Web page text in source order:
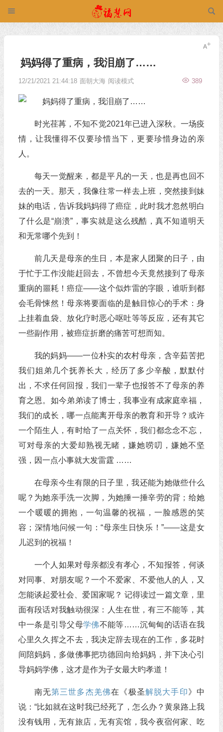
妈妈得了重病，我泪崩了……
12/21/2021 21:44:18 面朝大海 389
阅读模式
时光荏苒，不知不觉2021年已进入深秋。一场疫
情，让我懂得不仅要珍惜当下，更要珍惜身边的亲
人。
每天一觉醒来，都是平凡的一天，也是再也回不
去的一天。那天，我像往常一样去上班，突然接到妹
妹的电话，告诉我妈妈得了癌症，此时我才忽然明白
了什么是“崩溃”，事实就是这么残酷，真不知道明天
和无常哪个先到！
前几天是母亲的生日，本是家人团聚的日子，由
于忙于工作没能赶回去，不曾想今天竟然接到了母亲
重病的噩耗！癌症——这个似炸雷的字眼，谁听到都
会毛骨悚然！母亲将要面临的是触目惊心的手术：身
上挂着血袋、放化疗时恶心呕吐等等反应，还有其它
一些副作用，被癌症折磨的痛苦可想而知。
我的妈妈——一位朴实的农村母亲，含辛茹苦把
我们姐弟几个抚养长大，经历了多少辛酸，默默付
出，不求任何回报，我们一辈子也报答不了母亲的养
育之恩。如今弟弟读了博士，我事业有成家庭幸福，
我们的成长，哪一点能离开母亲的教育和开导？或许
一个陌生人，有时给了一点关怀，我们都念念不忘，
可对母亲的大爱却熟视无睹，嫌她唠叨，嫌她不坚
强，因一点小事就大发雷霆 ……
在母亲今生有限的日子里，我还能为她做些什么
呢？为她亲手洗一次脚，为她捶一捶辛劳的背；给她
一个暖暖的拥抱，一句温馨的祝福，一脸感恩的笑
容；深情地问候一句：“母亲生日快乐！”——这是女
儿迟到的祝福！
一个人如果对母亲都没有孝心，不知报答，何谈
对同事、对朋友呢？一个不爱家、不爱他人的人，又
怎能谈起爱社会、爱国家呢？ 记得读过一篇文章，里
面有段话对我触动很深：人生在世，有三不能等，其
中一条是引导父母学佛不能等……沉甸甸的话语在我
心里久久挥之不去，我决定辞去现在的工作，多花时
间陪妈妈，多做佛事把功德回向给妈妈，并下决心引
导妈妈学佛，这才是作为子女最大旳孝道！
南无第三世多杰羌佛在《极圣解脱大手印》中
说：“比如就在这时我已经死了，怎么办？黄泉路上我
没有钱用，无有旅店，无有宾馆，我今夜宿何家、吃